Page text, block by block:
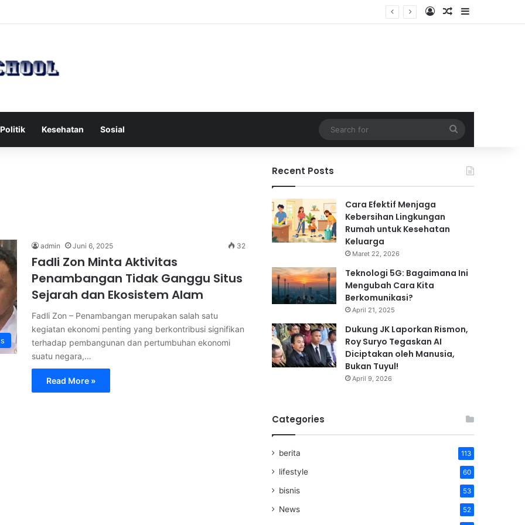
Log InRandom Article
Sidebar
Politik Kesehatan Sosial
for
admin Juni 6, 2025 32
Fadli Zon Minta Aktivitas
Penambangan Tidak Ganggu Situs
Sejarah dan Ekosistem Alam
Fadli Zon – Penambangan merupakan salah satu
kegiatan ekonomi penting yang berkontribusi signifikan
terhadap pembangunan dan pertumbuhan ekonomi
suatu negara,…
Read More »
Recent Posts
Cara Efektif Menjaga
Kebersihan Lingkungan
Rumah untuk Kesehatan
Keluarga
Maret 22, 2026
Teknologi 5G: Bagaimana Ini
Mengubah Cara Kita
Berkomunikasi?
April 21, 2025
Dukung JK Laporkan Rismon,
Roy Suryo Tegaskan AI
Diciptakan oleh Manusia,
Bukan Tuyul!
April 9, 2026
Categories
berita 113
lifestyle 60
bisnis 53
News 52